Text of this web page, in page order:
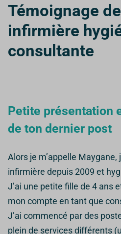
Témoignage
infirmière
consultante
Petite présentation
de ton dernier post
Alors je m’appelle Maygane,
infirmière depuis 2009 et
J’ai une petite fille de 4 ans
mon compte en tant que
J’ai commencé par des
plein de services différents